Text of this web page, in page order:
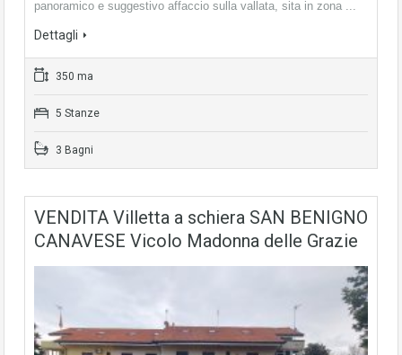
panoramico e suggestivo affaccio sulla vallata, sita in zona ...
Dettagli
350 ma
5 Stanze
3 Bagni
VENDITA Villetta a schiera SAN BENIGNO
CANAVESE Vicolo Madonna delle Grazie